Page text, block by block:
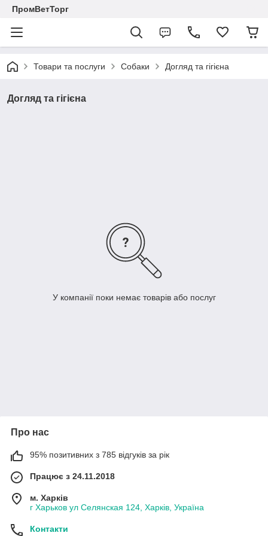
ПромВетТорг
Товари та послуги Собаки Догляд та гігієна
Догляд та гігієна
У компанії поки немає товарів або послуг
Про нас
95% позитивних з 785 відгуків за рік
Працює з 24.11.2018
м. Харків
г Харьков ул Селянская 124, Харків, Україна
Контакти